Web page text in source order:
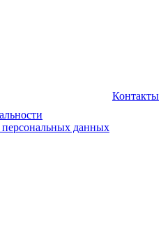
персональных данных
Контакты